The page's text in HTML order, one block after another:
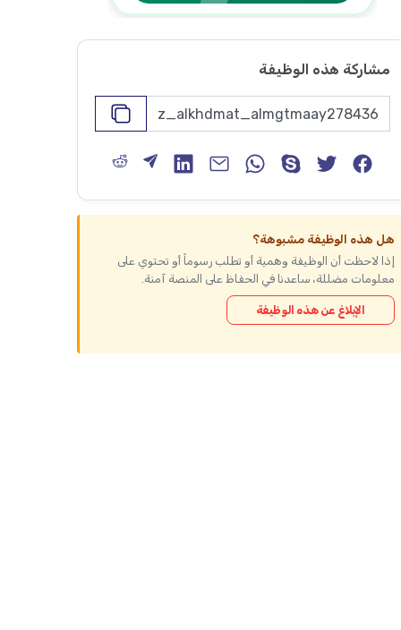
مشاركة هذه الوظيفة
هل هذه الوظيفة مشبوهة؟
إذا لاحظت أن الوظيفة وهمية أو تطلب رسوماً أو تحتوي على
معلومات مضللة، ساعدنا في الحفاظ على المنصة آمنة.
الإبلاغ عن هذه الوظيفة